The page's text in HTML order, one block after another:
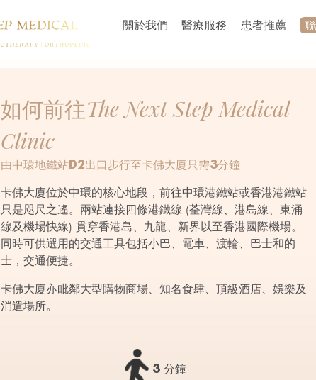
關於我們 醫療服務 患者推薦
如何前往The Next Step Medical
Clinic
由中環地鐵站D2出口步行至卡佛大廈只需3分鐘
卡佛大廈位於中環的核心地段，前往中環港鐵站或香港港鐵站
只是咫尺之遙。兩站連接四條港鐵線 (荃灣線、港島線、東涌
線及機場快線) 貫穿香港島、九龍、新界以至香港國際機場。
同時可供選用的交通工具包括小巴、電車、渡輪、巴士和的
士，交通便捷。
卡佛大廈亦毗鄰大型購物商場、知名食肆、頂級酒店、娛樂及
消遣場所。
3 分鐘